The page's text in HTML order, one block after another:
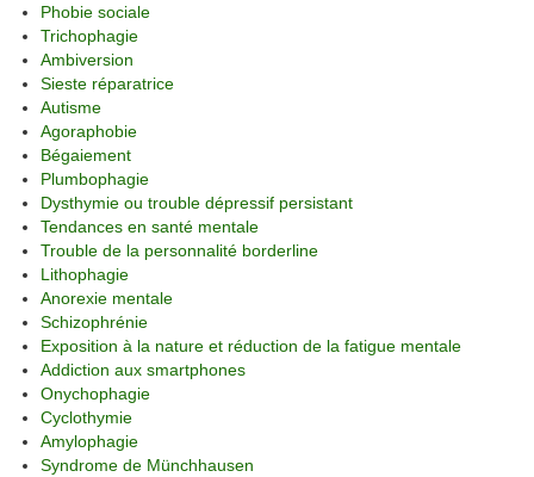
Phobie sociale
Trichophagie
Ambiversion
Sieste réparatrice
Autisme
Agoraphobie
Bégaiement
Plumbophagie
Dysthymie ou trouble dépressif persistant
Tendances en santé mentale
Trouble de la personnalité borderline
Lithophagie
Anorexie mentale
Schizophrénie
Exposition à la nature et réduction de la fatigue mentale
Addiction aux smartphones
Onychophagie
Cyclothymie
Amylophagie
Syndrome de Münchhausen